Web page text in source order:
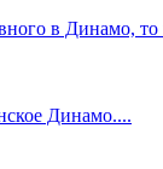
в Динамо, то
Динамо....